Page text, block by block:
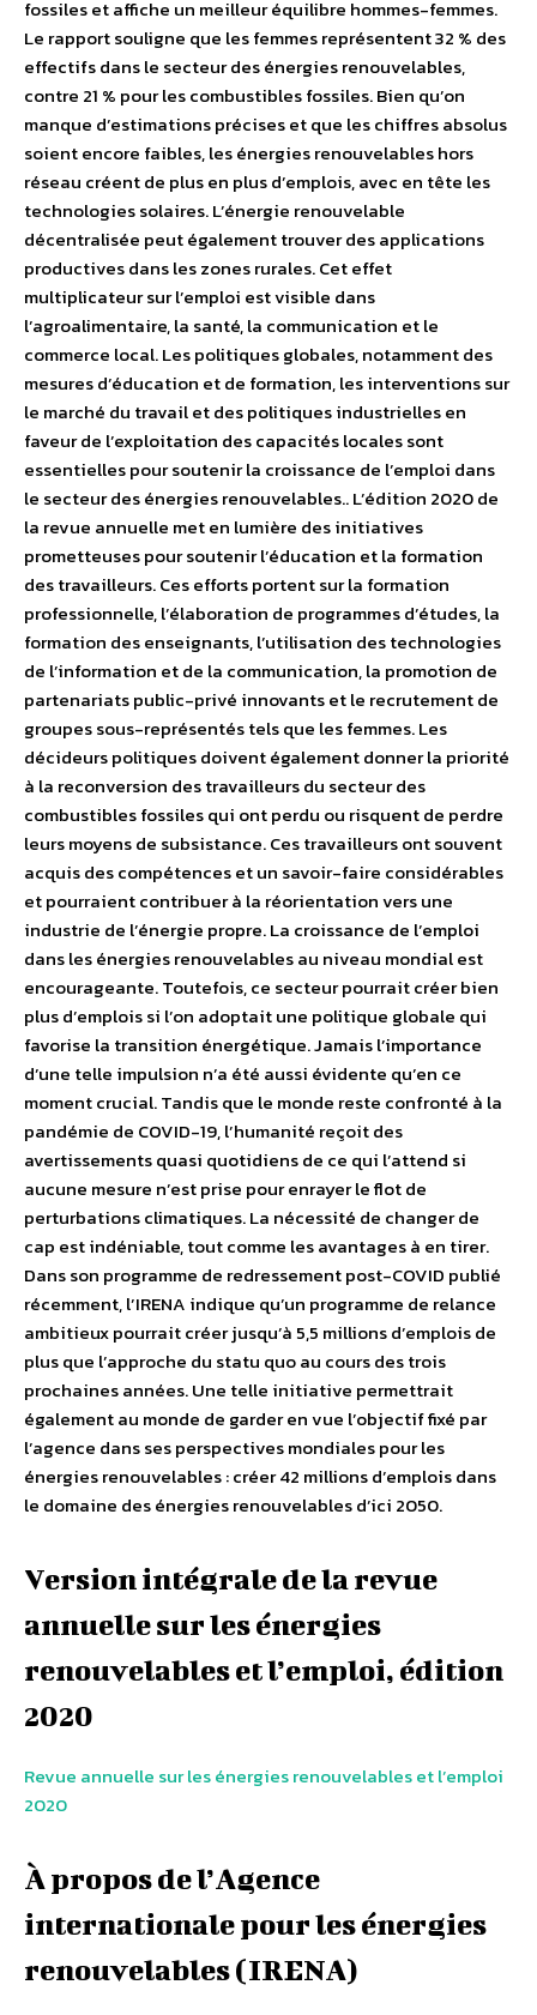
fossiles et affiche un meilleur équilibre hommes-femmes.
Le rapport souligne que les femmes représentent 32 % des
effectifs dans le secteur des énergies renouvelables,
contre 21 % pour les combustibles fossiles. Bien qu’on
manque d’estimations précises et que les chiffres absolus
soient encore faibles, les énergies renouvelables hors
réseau créent de plus en plus d’emplois, avec en tête les
technologies solaires. L’énergie renouvelable
décentralisée peut également trouver des applications
productives dans les zones rurales. Cet effet
multiplicateur sur l’emploi est visible dans
l’agroalimentaire, la santé, la communication et le
commerce local. Les politiques globales, notamment des
mesures d’éducation et de formation, les interventions sur
le marché du travail et des politiques industrielles en
faveur de l’exploitation des capacités locales sont
essentielles pour soutenir la croissance de l’emploi dans
le secteur des énergies renouvelables.. L’édition 2020 de
la revue annuelle met en lumière des initiatives
prometteuses pour soutenir l’éducation et la formation
des travailleurs. Ces efforts portent sur la formation
professionnelle, l’élaboration de programmes d’études, la
formation des enseignants, l’utilisation des technologies
de l’information et de la communication, la promotion de
partenariats public-privé innovants et le recrutement de
groupes sous-représentés tels que les femmes. Les
décideurs politiques doivent également donner la priorité
à la reconversion des travailleurs du secteur des
combustibles fossiles qui ont perdu ou risquent de perdre
leurs moyens de subsistance. Ces travailleurs ont souvent
acquis des compétences et un savoir-faire considérables
et pourraient contribuer à la réorientation vers une
industrie de l’énergie propre. La croissance de l’emploi
dans les énergies renouvelables au niveau mondial est
encourageante. Toutefois, ce secteur pourrait créer bien
plus d’emplois si l’on adoptait une politique globale qui
favorise la transition énergétique. Jamais l’importance
d’une telle impulsion n’a été aussi évidente qu’en ce
moment crucial. Tandis que le monde reste confronté à la
pandémie de COVID-19, l’humanité reçoit des
avertissements quasi quotidiens de ce qui l’attend si
aucune mesure n’est prise pour enrayer le flot de
perturbations climatiques. La nécessité de changer de
cap est indéniable, tout comme les avantages à en tirer.
Dans son programme de redressement post-COVID publié
récemment, l’IRENA indique qu’un programme de relance
ambitieux pourrait créer jusqu’à 5,5 millions d’emplois de
plus que l’approche du statu quo au cours des trois
prochaines années. Une telle initiative permettrait
également au monde de garder en vue l’objectif fixé par
l’agence dans ses perspectives mondiales pour les
énergies renouvelables : créer 42 millions d’emplois dans
le domaine des énergies renouvelables d’ici 2050.
Version intégrale de la revue
annuelle sur les énergies
renouvelables et l’emploi, édition
2020
Revue annuelle sur les énergies renouvelables et l’emploi
2020
À propos de l’Agence
internationale pour les énergies
renouvelables (IRENA)